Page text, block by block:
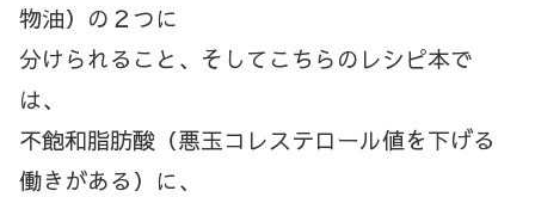
物油）の２つに
分けられること、そしてこちらのレシピ本で
は、
不飽和脂肪酸（悪玉コレステロール値を下げる
働きがある）に、